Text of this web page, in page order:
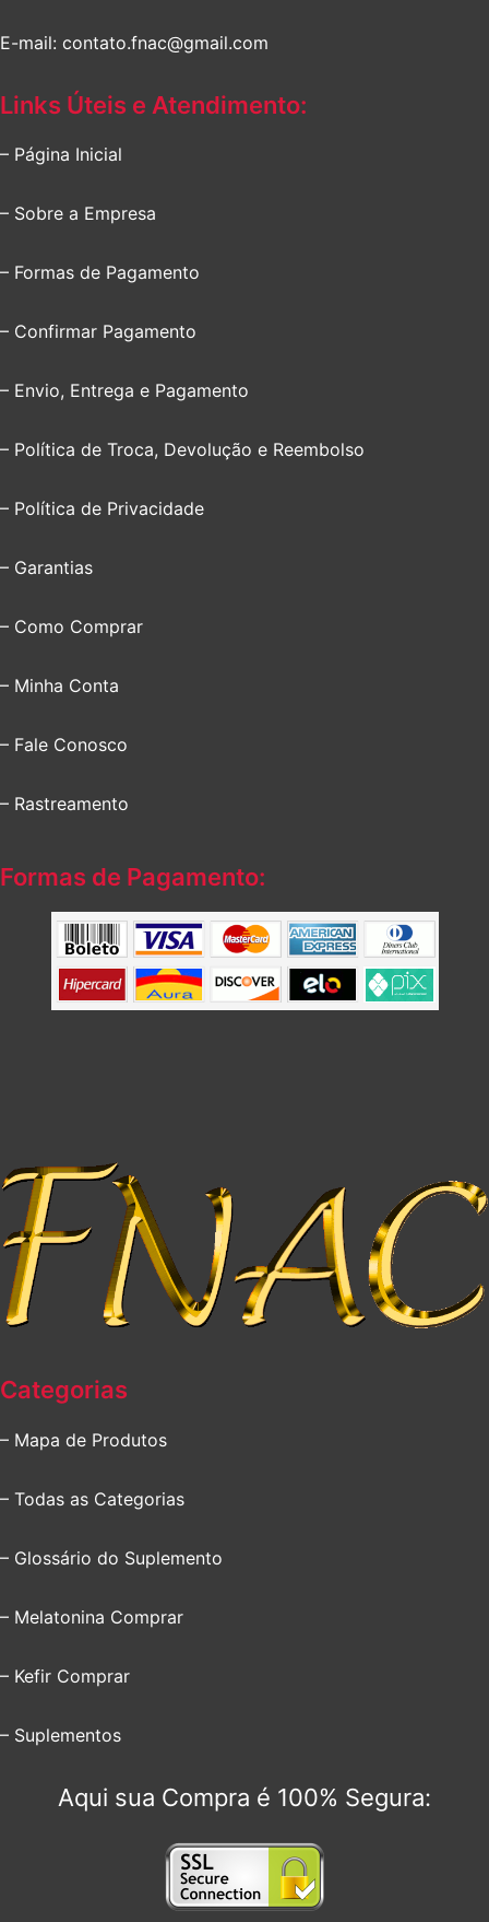
E-mail: contato.fnac@gmail.com
Links Úteis e Atendimento:
– Página Inicial
– Sobre a Empresa
– Formas de Pagamento
– Confirmar Pagamento
– Envio, Entrega e Pagamento
– Política de Troca, Devolução e Reembolso
– Política de Privacidade
– Garantias
– Como Comprar
– Minha Conta
– Fale Conosco
– Rastreamento
Formas de Pagamento:
Categorias
– Mapa de Produtos
– Todas as Categorias
– Glossário do Suplemento
– Melatonina Comprar
– Kefir Comprar
– Suplementos
Aqui sua Compra é 100% Segura: